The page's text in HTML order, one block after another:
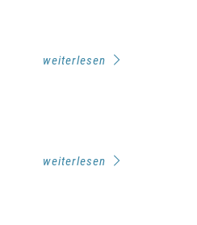
weiterlesen
weiterlesen